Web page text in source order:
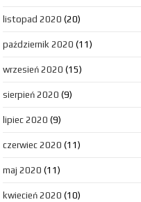
listopad 2020 (20)
październik 2020 (11)
wrzesień 2020 (15)
sierpień 2020 (9)
lipiec 2020 (9)
czerwiec 2020 (11)
maj 2020 (11)
kwiecień 2020 (10)